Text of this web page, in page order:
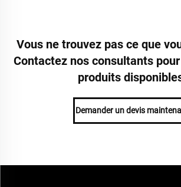
Vous ne trouvez pas ce que
Contactez nos consultants
produits
Demander un devis